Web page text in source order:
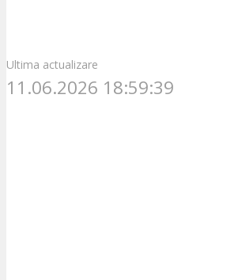
Ultima actualizare
11.06.2026 18:59:39